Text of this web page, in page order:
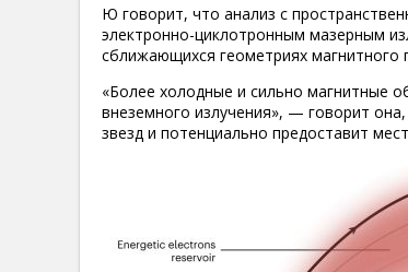
Ю говорит, что анализ с
электронно-циклотронным мазерным
сближающихся геометриях магнитного
«Более холодные и сильно магнитные
внеземного излучения», — говорит
звезд и потенциально предоставит